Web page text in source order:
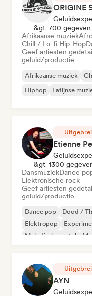
ORIGINE
&gt; 700
Afrikaanse muziek
Chill / Lo-fi Hip-Hop
Geef artiesten
geluid/productie
Afrikaanse muziek
Hiphop
Latijnse
Etienne
&gt; 1300
DansmuziekDance
Elektronische rock
Geef artiesten
geluid/productie
Dance pop Dood /
Elektropop
Melodische metal
AYN